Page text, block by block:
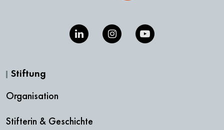
Stiftung
Organisation
Stifterin & Geschichte